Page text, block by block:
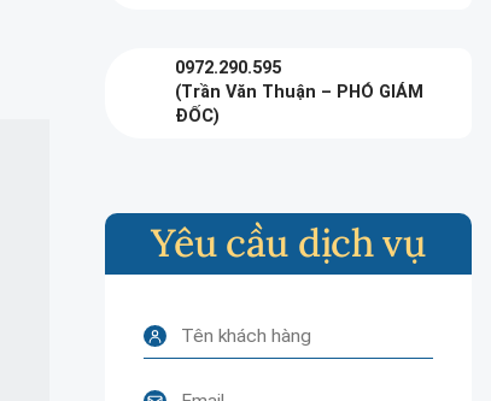
0972.290.595
(Trần Văn Thuận – PHÓ GIÁM
ĐỐC)
Yêu cầu dịch vụ